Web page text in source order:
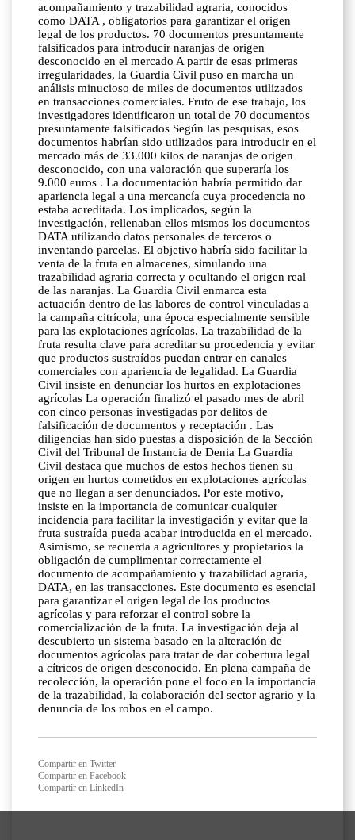
acompañamiento y trazabilidad agraria, conocidos
como DATA , obligatorios para garantizar el origen
legal de los productos. 70 documentos presuntamente
falsificados para introducir naranjas de origen
desconocido en el mercado A partir de esas primeras
irregularidades, la Guardia Civil puso en marcha un
análisis minucioso de miles de documentos utilizados
en transacciones comerciales. Fruto de ese trabajo, los
investigadores identificaron un total de 70 documentos
presuntamente falsificados Según las pesquisas, esos
documentos habrían sido utilizados para introducir en el
mercado más de 33.000 kilos de naranjas de origen
desconocido, con una valoración que superaría los
9.000 euros . La documentación habría permitido dar
apariencia legal a una mercancía cuya procedencia no
estaba acreditada. Los implicados, según la
investigación, rellenaban ellos mismos los documentos
DATA utilizando datos personales de terceros o
inventando parcelas. El objetivo habría sido facilitar la
venta de la fruta en almacenes, simulando una
trazabilidad agraria correcta y ocultando el origen real
de las naranjas. La Guardia Civil enmarca esta
actuación dentro de las labores de control vinculadas a
la campaña citrícola, una época especialmente sensible
para las explotaciones agrícolas. La trazabilidad de la
fruta resulta clave para acreditar su procedencia y evitar
que productos sustraídos puedan entrar en canales
comerciales con apariencia de legalidad. La Guardia
Civil insiste en denunciar los hurtos en explotaciones
agrícolas La operación finalizó el pasado mes de abril
con cinco personas investigadas por delitos de
falsificación de documentos y receptación . Las
diligencias han sido puestas a disposición de la Sección
Civil del Tribunal de Instancia de Denia La Guardia
Civil destaca que muchos de estos hechos tienen su
origen en hurtos cometidos en explotaciones agrícolas
que no llegan a ser denunciados. Por este motivo,
insiste en la importancia de comunicar cualquier
incidencia para facilitar la investigación y evitar que la
fruta sustraída pueda acabar introducida en el mercado.
Asimismo, se recuerda a agricultores y propietarios la
obligación de cumplimentar correctamente el
documento de acompañamiento y trazabilidad agraria,
DATA, en las transacciones. Este documento es esencial
para garantizar el origen legal de los productos
agrícolas y para reforzar el control sobre la
comercialización de la fruta. La investigación deja al
descubierto un sistema basado en la alteración de
documentos agrícolas para tratar de dar cobertura legal
a cítricos de origen desconocido. En plena campaña de
recolección, la operación pone el foco en la importancia
de la trazabilidad, la colaboración del sector agrario y la
denuncia de los robos en el campo.
Compartir en Twitter
Compartir en Facebook
Compartir en LinkedIn